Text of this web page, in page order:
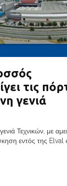
τις
γενιά
Τεχνικών, με
εντός της Elval